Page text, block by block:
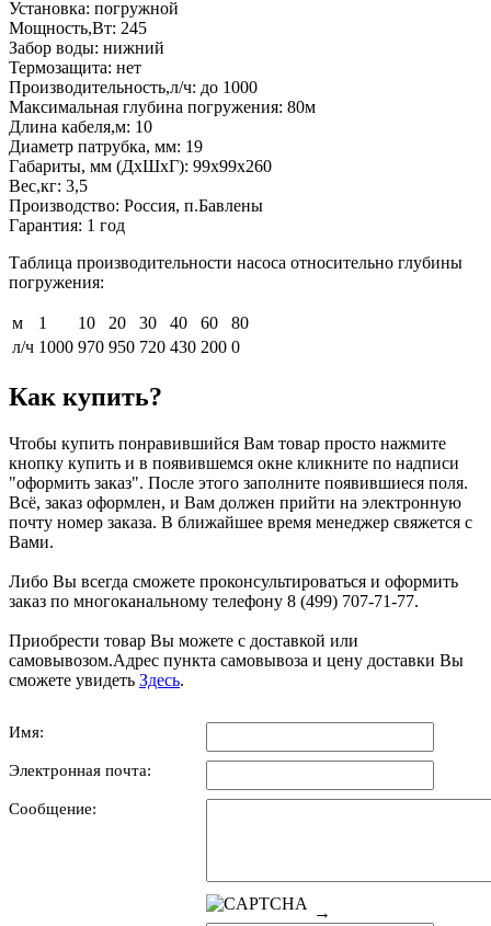
Установка: погружной
Мощность,Вт: 245
Забор воды: нижний
Термозащита: нет
Производительность,л/ч: до 1000
Максимальная глубина погружения: 80м
Длина кабеля,м: 10
Диаметр патрубка, мм: 19
Габариты, мм (ДхШхГ): 99х99х260
Вес,кг: 3,5
Производство: Россия, п.Бавлены
Гарантия: 1 год
Таблица производительности насоса относительно глубины
погружения:
м 1 10 20 30 40 60
80
л/ч 1000 970 950 720 430 200 0
Как купить?
Чтобы купить понравившийся Вам товар просто нажмите
кнопку купить и в появившемся окне кликните по надписи
"оформить заказ". После этого заполните появившиеся поля.
Всё, заказ оформлен, и Вам должен прийти на электронную
почту номер заказа. В ближайшее время менеджер свяжется с
Вами.
Либо Вы всегда сможете проконсультироваться и оформить
заказ по многоканальному телефону 8 (499) 707-71-77.
Приобрести товар Вы можете с доставкой или
самовывозом.Адрес пункта самовывоза и цену доставки Вы
сможете увидеть Здесь.
Имя:
Электронная почта:
Сообщение:
→